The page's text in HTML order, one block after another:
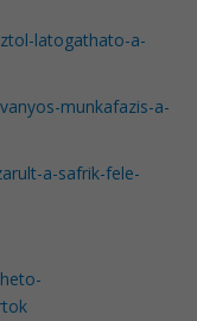
latogathato-a-
munkafazis-a-
a-safrik-fele-